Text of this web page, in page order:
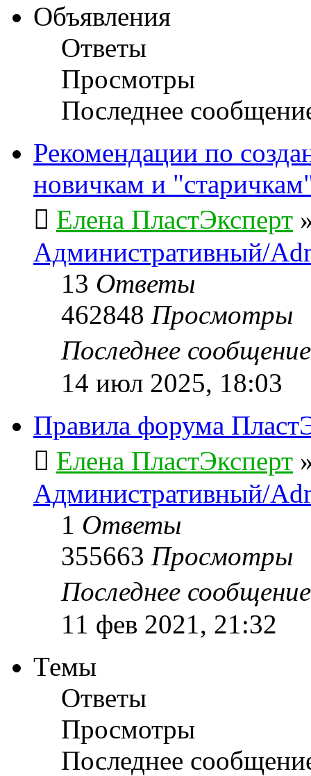
Объявления
Ответы
Просмотры
Последнее
Рекомендации по
новичкам и
Елена ПластЭксперт
Административный/
13 Ответы
462848 Просмотры
Последнее
14 июл 2025, 18:03
Правила форума
Елена ПластЭксперт
Административный/
1 Ответы
355663 Просмотры
Последнее
11 фев 2021, 21:32
Темы
Ответы
Просмотры
Последнее